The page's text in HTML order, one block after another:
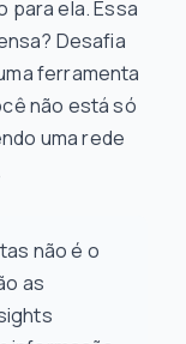
para ela. Essa
Desafia
ferramenta
não está só
uma rede
não é o
as